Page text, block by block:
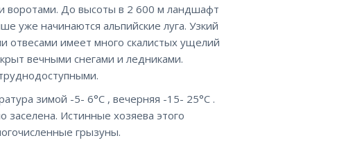
воротами. До высоты в 2 600 м ландшафт
уже начинаются альпийские луга. Узкий
отвесами имеет много скалистых ущелий
вечными снегами и ледниками.
зимой -5- 6°C , вечерняя -15- 25°C .
заселена. Истинные хозяева этого
грызуны.